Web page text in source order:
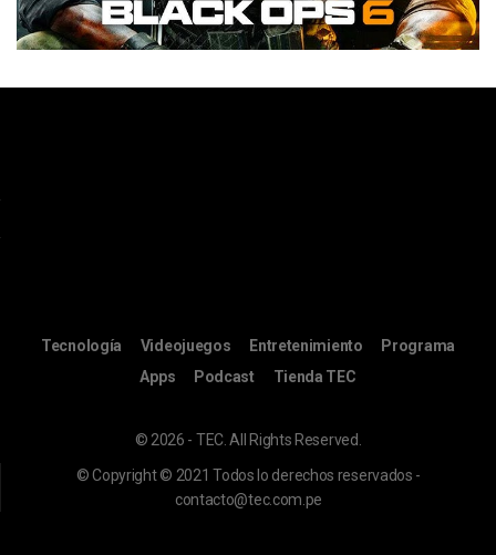
Tecnología Videojuegos Entretenimiento
Programa
Apps
Podcast Tienda TEC
© 2026 - TEC. All Rights Reserved.
© Copyright © 2021 Todos lo derechos reservados -
contacto@tec.com.pe